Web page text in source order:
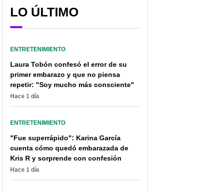
LO ÚLTIMO
ENTRETENIMIENTO
Laura Tobón confesó el error de su
primer embarazo y que no piensa
repetir: "Soy mucho más consciente"
Hace 1 día
ENTRETENIMIENTO
"Fue superrápido": Karina García
cuenta cómo quedó embarazada de
Kris R y sorprende con confesión
Hace 1 día